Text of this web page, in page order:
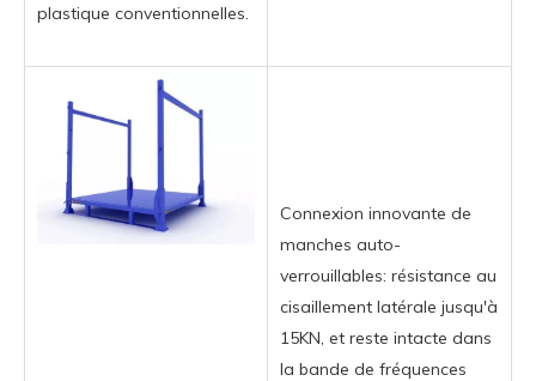
plastique conventionnelles.
Connexion innovante de
manches auto-
verrouillables: résistance au
cisaillement latérale jusqu'à
15KN, et reste intacte dans
la bande de fréquences